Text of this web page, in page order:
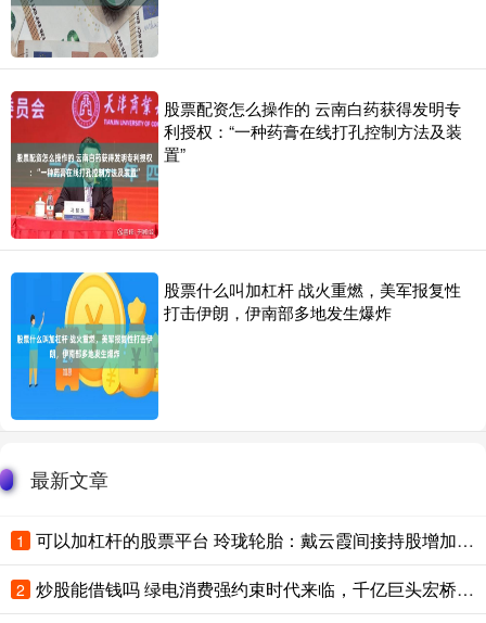
股票配资怎么操作的 云南白药获得发明专
利授权：“一种药膏在线打孔控制方法及装
置”
股票什么叫加杠杆 战火重燃，美军报复性
打击伊朗，伊南部多地发生爆炸
最新文章
1 可以加杠杆的股票平台 玲珑轮胎：戴云霞间接持股增加约6% 控股股东未变
2 炒股能借钱吗 绿电消费强约束时代来临，千亿巨头宏桥控股重构周期估值逻辑